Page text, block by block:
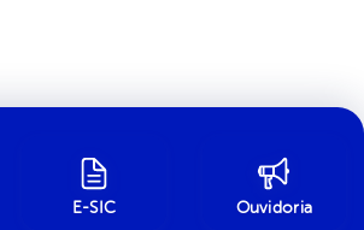
E-SIC Ouvidoria